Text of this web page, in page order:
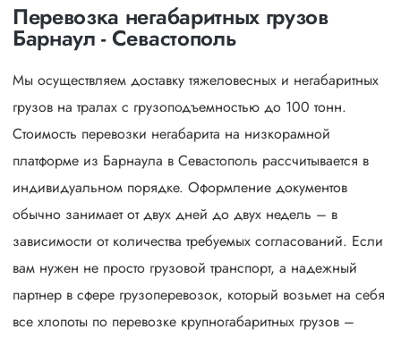
Перевозка негабаритных грузов
Барнаул - Севастополь
Мы осуществляем доставку тяжеловесных и негабаритных
грузов на тралах с грузоподъемностью до 100 тонн.
Стоимость перевозки негабарита на низкорамной
платформе из Барнаула в Севастополь рассчитывается в
индивидуальном порядке. Оформление документов
обычно занимает от двух дней до двух недель – в
зависимости от количества требуемых согласований. Если
вам нужен не просто грузовой транспорт, а надежный
партнер в сфере грузоперевозок, который возьмет на себя
все хлопоты по перевозке крупногабаритных грузов –